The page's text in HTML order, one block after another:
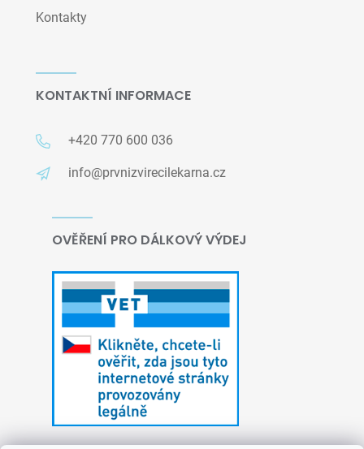
Kontakty
KONTAKTNÍ INFORMACE
+420 770 600 036
info@prvnizvirecilekarna.cz
OVĚŘENÍ PRO DÁLKOVÝ VÝDEJ